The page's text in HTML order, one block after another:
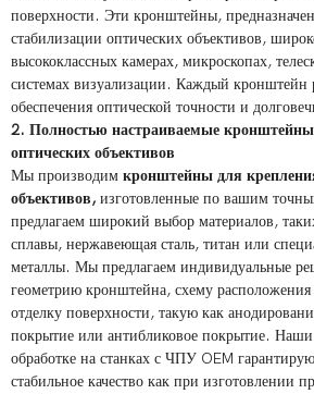
поверхности. Эти кронштейны,
стабилизации оптических объективов,
высококлассных камерах, микроскопах,
системах визуализации. Каждый кронштейн
обеспечения оптической точности и
2. Полностью настраиваемые
оптических объективов
Мы производим кронштейны для
объективов, изготовленные по вашим
предлагаем широкий выбор материалов,
сплавы, нержавеющая сталь, титан или
металлы. Мы предлагаем индивидуальные
геометрию кронштейна, схему
отделку поверхности, такую ​​как
покрытие или антибликовое покрытие.
обработке на станках с ЧПУ OEM
стабильное качество как при изготовлении